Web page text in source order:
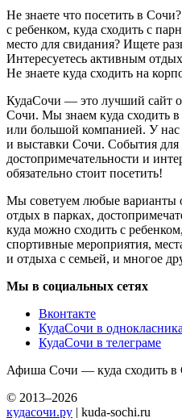
Не знаете что посетить в
с ребенком, куда сходить с
место для свидания? Ищете
Интересуетесь активным
Не знаете куда сходить на
КудаСочи — это лучший сайт
Сочи. Мы знаем куда сходить
или большой компанией. У нас
и выставки Сочи. События
достопримечательности и
обязательно стоит посетить!
Мы советуем любые
отдых в парках,
куда можно сходить с
спортивные мероприятия,
и отдыха с семьей, и многое
Мы в социальных сетях
Вконтакте
КудаСочи в
КудаСочи в телеграме
Афиша Сочи — куда сходить в
© 2013–2026
кудасочи.ру | kuda-sochi.ru